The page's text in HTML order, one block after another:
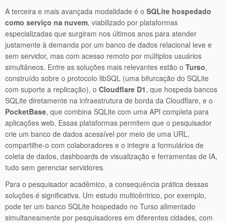
A terceira e mais avançada modalidade é o SQLite hospedado
como serviço na nuvem, viabilizado por plataformas
especializadas que surgiram nos últimos anos para atender
justamente à demanda por um banco de dados relacional leve e
sem servidor, mas com acesso remoto por múltiplos usuários
simultâneos. Entre as soluções mais relevantes estão o Turso,
construído sobre o protocolo libSQL (uma bifurcação do SQLite
com suporte a replicação), o Cloudflare D1, que hospeda bancos
SQLite diretamente na infraestrutura de borda da Cloudflare, e o
PocketBase, que combina SQLite com uma API completa para
aplicações web. Essas plataformas permitem que o pesquisador
crie um banco de dados acessível por meio de uma URL,
compartilhe-o com colaboradores e o integre a formulários de
coleta de dados, dashboards de visualização e ferramentas de IA,
tudo sem gerenciar servidores.
Para o pesquisador acadêmico, a consequência prática dessas
soluções é significativa. Um estudo multicêntrico, por exemplo,
pode ter um banco SQLite hospedado no Turso alimentado
simultaneamente por pesquisadores em diferentes cidades, com